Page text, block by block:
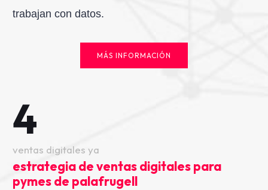
trabajan con datos.
MÁS INFORMACIÓN
4
ventas digitales ya
estrategia de ventas digitales para
pymes de palafrugell